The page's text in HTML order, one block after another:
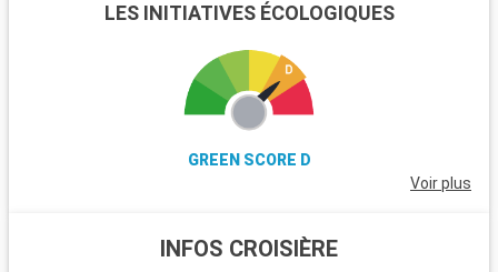
LES INITIATIVES ÉCOLOGIQUES
GREEN SCORE D
Voir plus
INFOS CROISIÈRE